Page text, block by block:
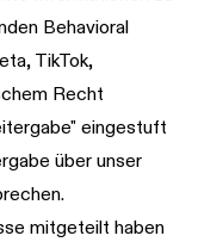
Behavioral
TikTok,
Recht
eingestuft
über unser
mitgeteilt haben